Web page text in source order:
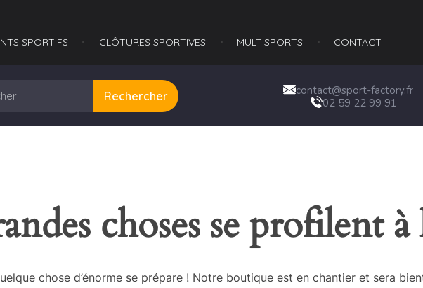
SPORTIFS​ CLÔTURES SPORTIVES MULTISPORTS​ CONTACT
Rechercher
contact@sport-factory.fr
02 59 22 99 91
choses se profilent
chose d’énorme se prépare ! Notre boutique est en chantier et sera